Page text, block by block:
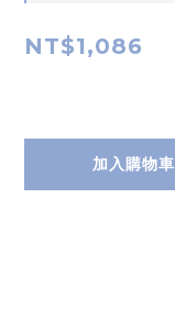
NT$1,086
加入購物車